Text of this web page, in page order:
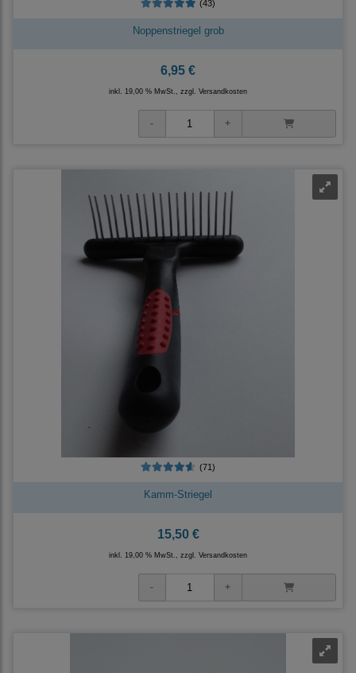
(43)
Noppenstriegel grob
6,95 €
inkl. 19,00 % MwSt., zzgl. Versandkosten
(71)
Kamm-Striegel
15,50 €
inkl. 19,00 % MwSt., zzgl. Versandkosten